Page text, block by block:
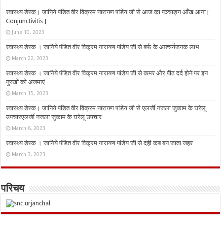
स्वास्थ्य डेस्क। जानिये पंडित वीर विक्रम नारायण पांडेय जी से आज का पञ्चाङ्ग आँख आना [
Conjunctivitis ]
June 10, 2023
स्वास्थ्य डेस्क । जानिये पंडित वीर विक्रम नारायण पांडेय जी से बर्फ के आश्चर्यजनक लाभ
March 22, 2023
स्वास्थ्य डेस्क । जानिये पंडित वीर विक्रम नारायण पांडेय जी से कमर और पीठ दर्द होने पर इन
नुस्‍खों को अजमाएं
March 15, 2023
स्वास्थ्य डेस्क। जानिये पंडित वीर विक्रम नारायण पांडेय जी से एलर्जी नजला जुकाम के घरेलू
उपचारएलर्जी नजला जुकाम के घरेलू उपचार
March 6, 2023
स्वास्थ्य डेस्क । जानिये पंडित वीर विक्रम नारायण पांडेय जी से दही कब बन जाता जहर
March 3, 2023
परिचय